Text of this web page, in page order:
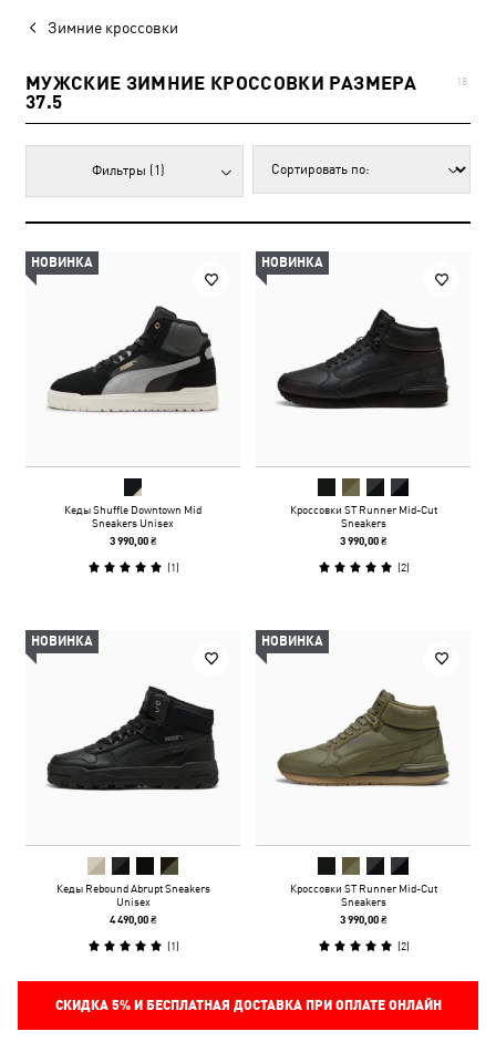
Зимние кроссовки
МУЖСКИЕ ЗИМНИЕ КРОССОВКИ РАЗМЕРА
37.5
18
Фильтры (1)
НОВИНКА
Кеды Shuffle Downtown Mid
Sneakers Unisex
3 990,00 ₴
(1)
НОВИНКА
Кроссовки ST Runner Mid-Cut
Sneakers
3 990,00 ₴
(2)
НОВИНКА
Кеды Rebound Abrupt Sneakers
Unisex
4 490,00 ₴
(1)
НОВИНКА
Кроссовки ST Runner Mid-Cut
Sneakers
3 990,00 ₴
(2)
СКИДКА 5%И БЕСПЛАТНАЯ ДОСТАВКА ПРИ ОПЛАТЕ ОНЛАЙН